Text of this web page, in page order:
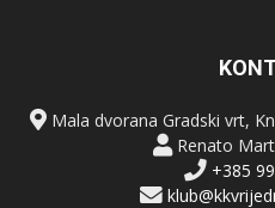
Mala dvorana Gradski vrt,
Renato
+385